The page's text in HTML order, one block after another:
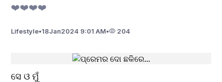
❤️❤️❤️❤️
Lifestyle•18Jan2024 9:01 AM• 204
ସେ ଓ ମୁଁ